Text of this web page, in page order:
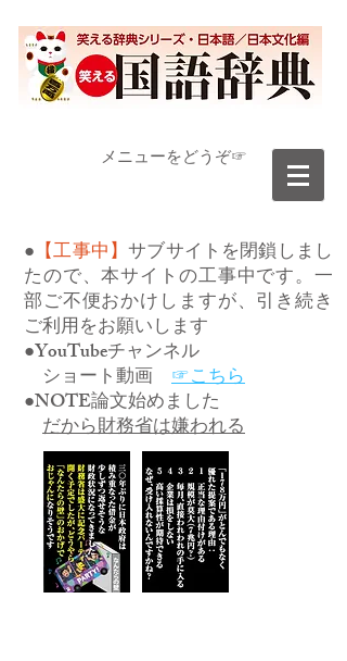
​メニューをどうぞ☞
● 【工事中】サブサイトを閉鎖しまし
たので、本サイトの工事中です。一
部ご不便おかけしますが、引き続き
ご利用をお願いします
●YouTubeチャンネル
ショート動画 ☞こちら
●NOTE論文始めました
だから財務省は嫌われる